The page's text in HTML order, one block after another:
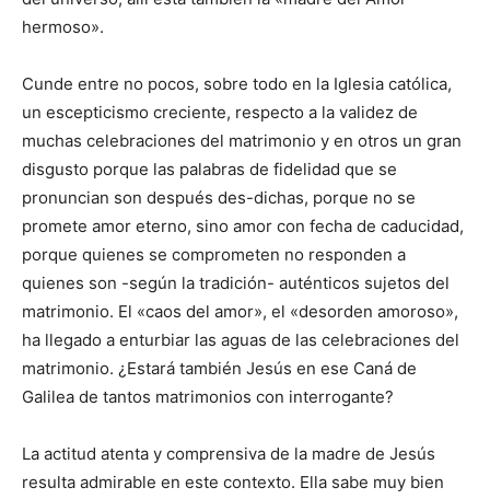
hermoso».
Cunde entre no pocos, sobre todo en la Iglesia católica,
un escepticismo creciente, respecto a la validez de
muchas celebraciones del matrimonio y en otros un gran
disgusto porque las palabras de fidelidad que se
pronuncian son después des-dichas, porque no se
promete amor eterno, sino amor con fecha de caducidad,
porque quienes se comprometen no responden a
quienes son -según la tradición- auténticos sujetos del
matrimonio. El «caos del amor», el «desorden amoroso»,
ha llegado a enturbiar las aguas de las celebraciones del
matrimonio. ¿Estará también Jesús en ese Caná de
Galilea de tantos matrimonios con interrogante?
La actitud atenta y comprensiva de la madre de Jesús
resulta admirable en este contexto. Ella sabe muy bien